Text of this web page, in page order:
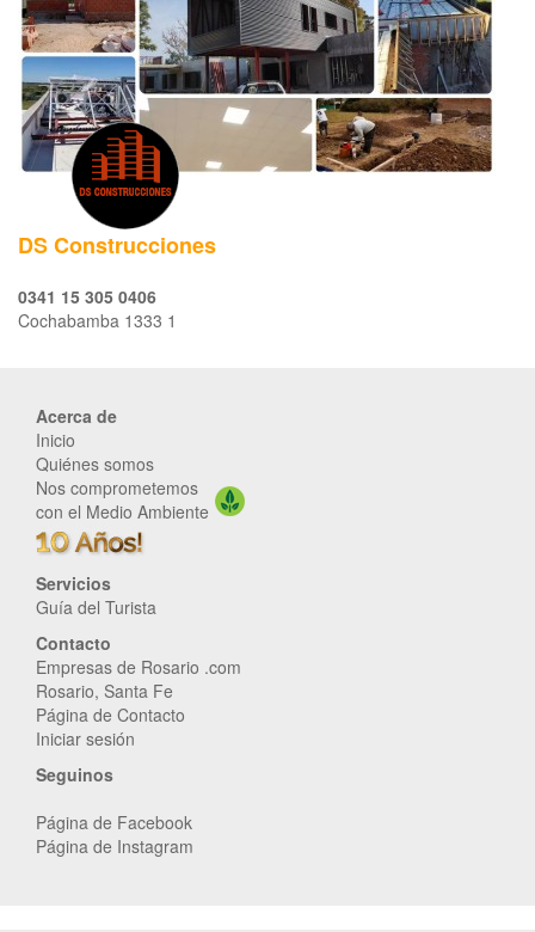
DS Construcciones
0341 15 305 0406
Cochabamba 1333 1
Acerca de
Inicio
Quiénes somos
Nos comprometemos
con el Medio Ambiente
Servicios
Guía del Turista
Contacto
Empresas de Rosario .com
Rosario, Santa Fe
Página de Contacto
Iniciar sesión
Seguinos
Página de Facebook
Página de Instagram